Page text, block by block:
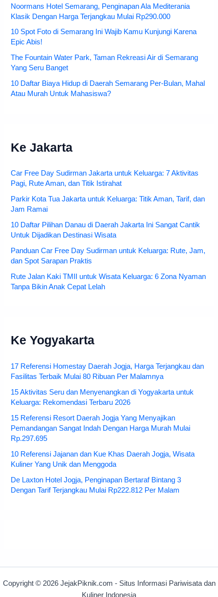
Noormans Hotel Semarang, Penginapan Ala Mediterania
Klasik Dengan Harga Terjangkau Mulai Rp290.000
10 Spot Foto di Semarang Ini Wajib Kamu Kunjungi Karena
Epic Abis!
The Fountain Water Park, Taman Rekreasi Air di Semarang
Yang Seru Banget
10 Daftar Biaya Hidup di Daerah Semarang Per-Bulan, Mahal
Atau Murah Untuk Mahasiswa?
Ke Jakarta
Car Free Day Sudirman Jakarta untuk Keluarga: 7 Aktivitas
Pagi, Rute Aman, dan Titik Istirahat
Parkir Kota Tua Jakarta untuk Keluarga: Titik Aman, Tarif, dan
Jam Ramai
10 Daftar Pilihan Danau di Daerah Jakarta Ini Sangat Cantik
Untuk Dijadikan Destinasi Wisata
Panduan Car Free Day Sudirman untuk Keluarga: Rute, Jam,
dan Spot Sarapan Praktis
Rute Jalan Kaki TMII untuk Wisata Keluarga: 6 Zona Nyaman
Tanpa Bikin Anak Cepat Lelah
Ke Yogyakarta
17 Referensi Homestay Daerah Jogja, Harga Terjangkau dan
Fasilitas Terbaik Mulai 80 Ribuan Per Malamnya
15 Aktivitas Seru dan Menyenangkan di Yogyakarta untuk
Keluarga: Rekomendasi Terbaru 2026
15 Referensi Resort Daerah Jogja Yang Menyajikan
Pemandangan Sangat Indah Dengan Harga Murah Mulai
Rp.297.695
10 Referensi Jajanan dan Kue Khas Daerah Jogja, Wisata
Kuliner Yang Unik dan Menggoda
De Laxton Hotel Jogja, Penginapan Bertaraf Bintang 3
Dengan Tarif Terjangkau Mulai Rp222.812 Per Malam
Copyright © 2026 JejakPiknik.com - Situs Informasi Pariwisata dan
Kuliner Indonesia